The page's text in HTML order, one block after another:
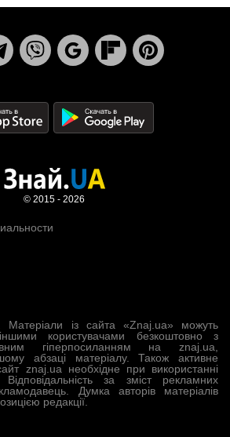
Матеріали із сайта «Znaj.ua» можуть
іншими користувачами безкоштовно з
гіперпосиланням на znaj.ua,
абзаці матеріалу. Також активне
znaj.ua необхідне при використанні
за зміст рекламних
Думка авторів матеріалів
редакції.
© 2015 - 2026